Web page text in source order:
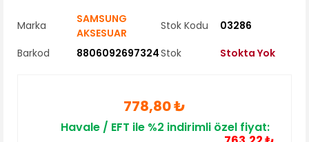
Marka
SAMSUNG
AKSESUAR
Stok Kodu
03286
Barkod
8806092697324Stok Stokta Yok
778,80 ₺
Havale / EFT ile %2 indirimli özel fiyat: